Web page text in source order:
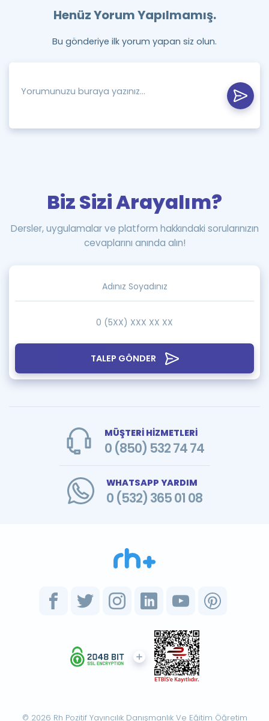
Henüz Yorum Yapılmamış.
Bu gönderiye ilk yorum yapan siz olun.
TALEP GÖNDER
Biz Sizi Arayalım?
Dersler, uygulamalar ve platform hakkındaki sorularınızın
cevaplarını anında alın!
MÜŞTERİ HİZMETLERİ
0 (850) 532 74 74
WHATSAPP YARDIM
0 (532) 365 01 08
© 2026 Rh Pozitif Yayıncılık Danışmanlık Ve Eğitim Öğretim